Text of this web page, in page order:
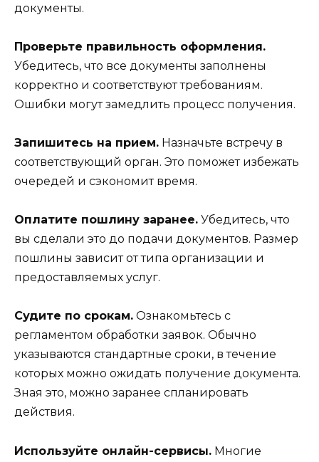
документы.
Проверьте правильность оформления.
Убедитесь, что все документы заполнены
корректно и соответствуют требованиям.
Ошибки могут замедлить процесс получения.
Запишитесь на прием. Назначьте встречу в
соответствующий орган. Это поможет избежать
очередей и сэкономит время.
Оплатите пошлину заранее. Убедитесь, что
вы сделали это до подачи документов. Размер
пошлины зависит от типа организации и
предоставляемых услуг.
Судите по срокам. Ознакомьтесь с
регламентом обработки заявок. Обычно
указываются стандартные сроки, в течение
которых можно ожидать получение документа.
Зная это, можно заранее спланировать
действия.
Используйте онлайн-сервисы. Многие